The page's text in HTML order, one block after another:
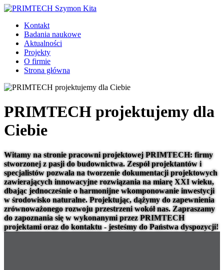
Kontakt
Badania naukowe
Aktualności
Projekty
O firmie
Strona główna
PRIMTECH projektujemy dla
Ciebie
Witamy na stronie pracowni projektowej PRIMTECH: firmy
stworzonej z pasji do budownictwa. Zespół projektantów i
specjalistów pozwala na tworzenie dokumentacji projektowych
zawierających innowacyjne rozwiązania na miarę XXI wieku,
dbając jednocześnie o harmonijne wkomponowanie inwestycji
w środowisko naturalne. Projektując, dążymy do zapewnienia
zrównoważonego rozwoju przestrzeni wokół nas. Zapraszamy
do zapoznania się w wykonanymi przez PRIMTECH
projektami oraz do kontaktu - jesteśmy do Państwa dyspozycji!